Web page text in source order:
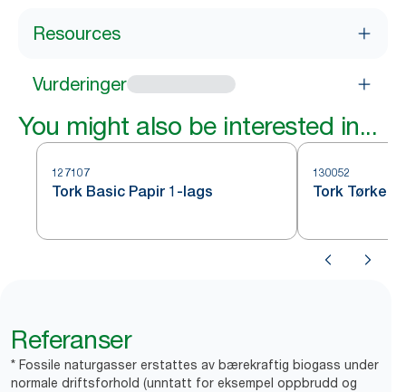
Resources
Vurderinger
You might also be interested in...
127107
Tork Basic Papir 1-lags
130052
Tork
Referanser
* Fossile naturgasser erstattes av bærekraftig biogass under
normale driftsforhold (unntatt for eksempel oppbrudd og